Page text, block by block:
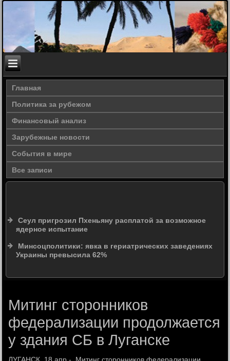
Главная
Политика за рубежом
Финансовый анализ
Зарубежные новости
События в мире
Все записи
Сеул пригрозил Пхеньяну расплатой за возможное
ядерное испытание
Минсоцполитики: явка в гериатрических заведениях
Украины превысила 62%
Митинг сторонников
федерализации продолжается
у здания СБ в Луганске